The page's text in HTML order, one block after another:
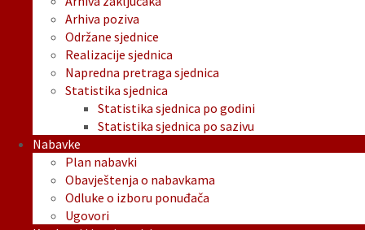
Arhiva poziva
Održane sjednice
Realizacije sjednica
Napredna pretraga sjednica
Statistika sjednica
Statistika sjednica po godini
Statistika sjednica po sazivu
Nabavke
Plan nabavki
Obavještenja o nabavkama
Odluke o izboru ponuđača
Ugovori